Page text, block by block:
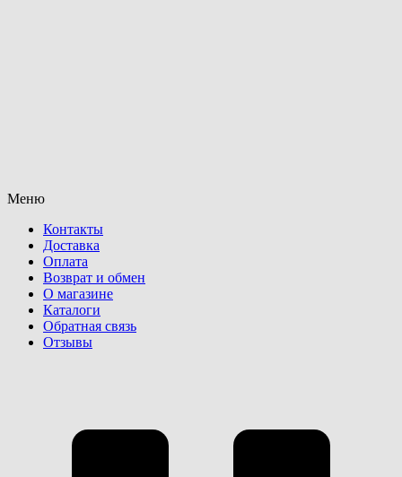
Меню
Контакты
Доставка
Оплата
Возврат и обмен
О магазине
Каталоги
Обратная связь
Отзывы